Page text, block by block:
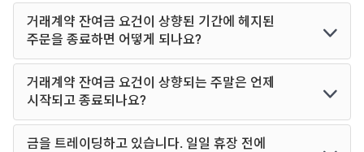
거래계약 잔여금 요건이 상향된 기간에 헤지된
주문을 종료하면 어떻게 되나요?
거래계약 잔여금 요건이 상향되는 주말은 언제
시작되고 종료되나요?
금을 트레이딩하고 있습니다. 일일 휴장 전에